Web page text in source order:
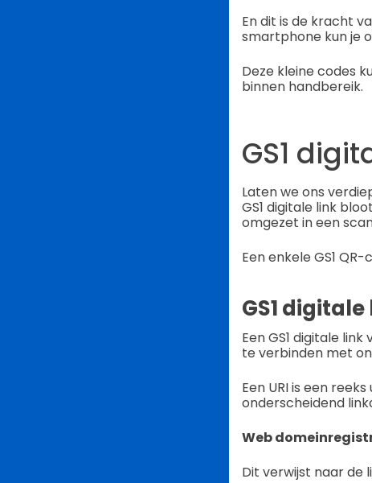
En dit is de kracht
smartphone kun je
Deze kleine codes
binnen handbereik.
GS1
Laten we ons
GS1 digitale link
omgezet in een
Een enkele GS1
GS1
Een GS1 digitale
te verbinden met
Een URI is een
onderscheidend
Web
Dit verwijst naar de